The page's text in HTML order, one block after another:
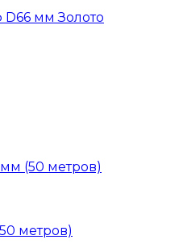
мм Золото
метров)